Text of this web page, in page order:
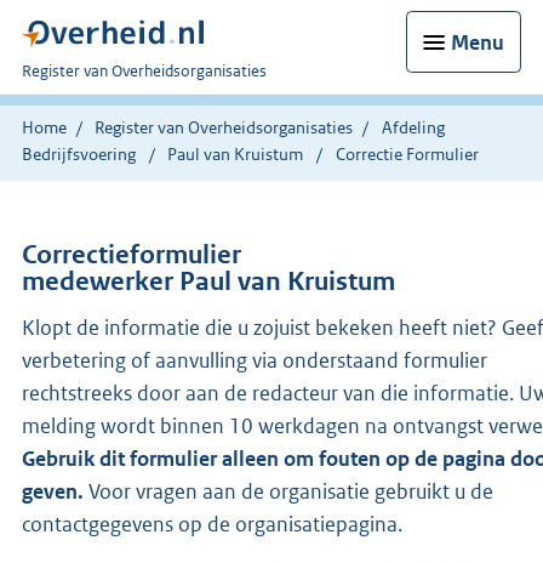
Menu
U
bent
nu
hier:
Register van Overheidsorganisaties
Home Register van Overheidsorganisaties
Afdeling
Bedrijfsvoering
Paul van Kruistum Correctie Formulier
Correctieformulier
medewerker Paul van Kruistum
Klopt de informatie die u zojuist bekeken heeft niet?
verbetering of aanvulling via onderstaand formulier
rechtstreeks door aan de redacteur van die informatie.
melding wordt binnen 10 werkdagen na ontvangst
Gebruik dit formulier alleen om fouten op de pagina
geven. Voor vragen aan de organisatie gebruikt u de
contactgegevens op de organisatiepagina.